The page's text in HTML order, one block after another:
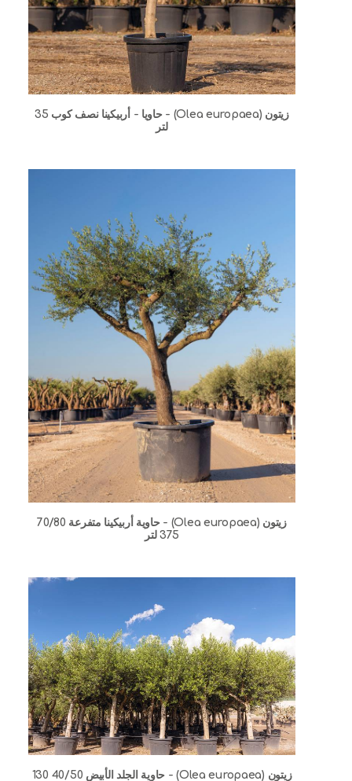
زيتون (Olea europaea) - حاويا - أربيكينا نصف كوب 35
لتر
زيتون (Olea europaea) - حاوية أربيكينا متفرعة 70/80
375 لتر
زيتون (Olea europaea) - حاوية الجلد الأبيض 40/50 130